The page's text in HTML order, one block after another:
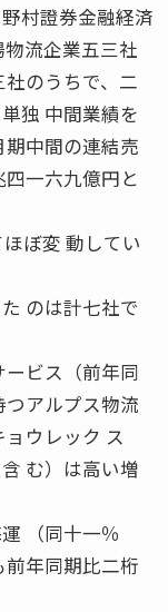
村證券金融経済
流企業五三社
社のうちで、二
独 中間業績を
中間の連結売
四一六九億円と
ぼ変 動してい
のは計七社で
ビス（前年同
アルプス物流
ョウレック ス
む）は高い増
（同十一％
年同期比二桁